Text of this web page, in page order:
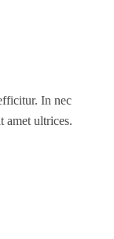
In nec
amet ultrices.